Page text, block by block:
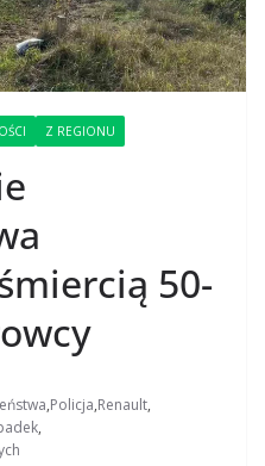
Z REGIONU
50-
,Policja,Renault,
,